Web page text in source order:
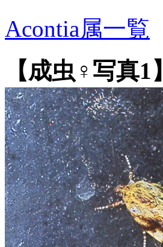
Acontia属一覧
【成虫♀写真1】